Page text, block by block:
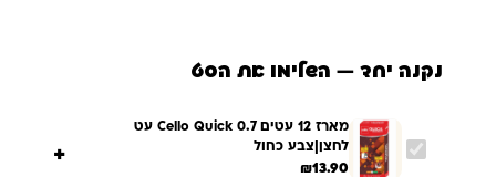
נקנה יחד — השלימו את הסט
מארז 12 עטים 0.7 Cello Quick עט
לחצן|צבע כחול
₪13.90
+